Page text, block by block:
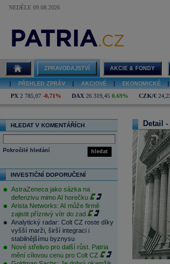
NEDĚLE 09.08.2026
ZPRAVODAJSTVÍ AKCIE & FONDY
PŘEHLED ZPRÁV AKCIOVÉ EKONOMICKÉ
PX 2 785,07 -0,71% DAX 26 319,45 0,69% CZK/€
HLEDAT V KOMENTÁŘÍCH
hledat
Pokročilé hledání
INVESTIČNÍ DOPORUČENÍ
AstraZeneca jako sázka na
defenzivu mimo AI horečku
Arista Networks: AI může firmě
zajistit příznivý vítr do zad
Analytický radar: Colt CZ roste díky
vyšší marži, širší integraci i
stabilnějšímu byznysu
Nové střelivo pro další růst. Patria
mění cílovou cenu pro Colt CZ
Detail